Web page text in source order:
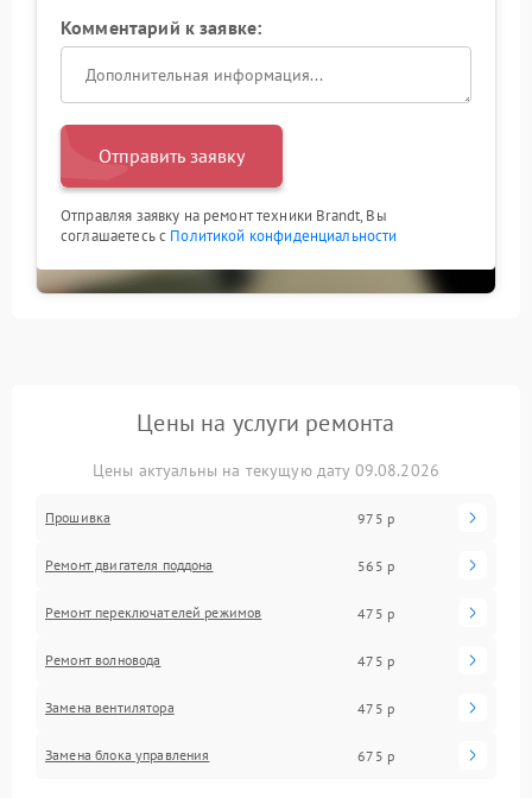
Комментарий к заявке:
Отправить заявку
Отправляя заявку на ремонт техники Brandt, Вы
соглашаетесь с Политикой конфиденциальности
Цены на услуги ремонта
Цены актуальны на текущую дату 09.08.2026
Прошивка 975 р
Ремонт двигателя поддона 565 р
Ремонт переключателей режимов 475 р
Ремонт волновода 475 р
Замена вентилятора 475 р
Замена блока управления 675 р